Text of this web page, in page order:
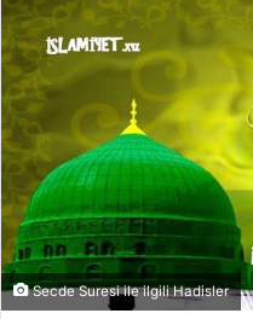
Secde Suresi ile ilgili Hadisler